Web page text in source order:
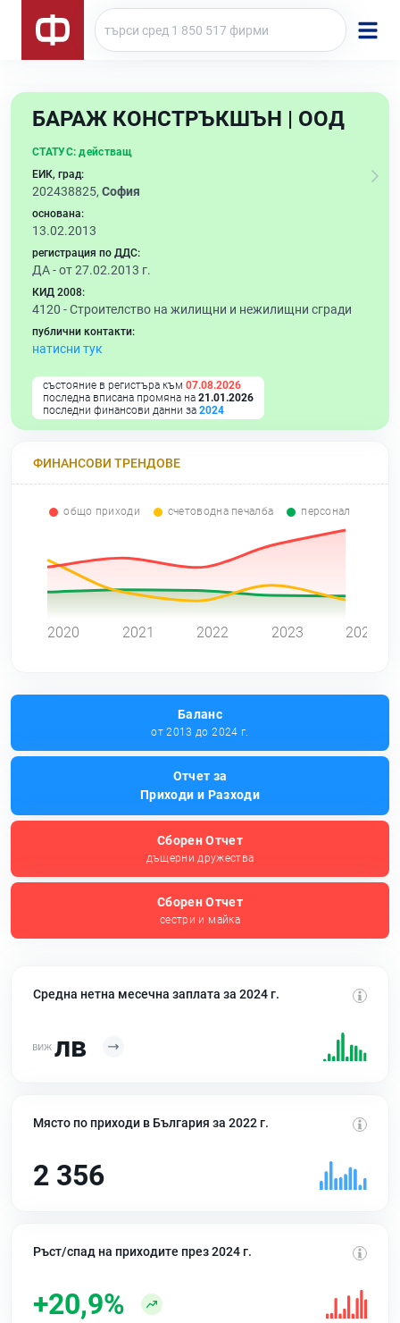
БАРАЖ КОНСТРЪКШЪН | ООД
СТАТУС: действащ
ЕИК, град:
202438825, София
основана:
13.02.2013
регистрация по ДДС:
ДА - от 27.02.2013 г.
КИД 2008:
4120 -Строителство на жилищни и нежилищни сгради
публични контакти:
натисни тук
състояние в регистъра към 07.08.2026
последна вписана промяна на 21.01.2026
последни финансови данни за 2024
ФИНАНСОВИ ТРЕНДОВЕ
общо приходи счетоводна печалба персонал
2020 2021 2022 2023 2024
Баланс
от 2013 до 2024 г.
Отчет за
Приходи и Разходи
Сборен Отчет
дъщерни дружества
Сборен Отчет
сестри и майка
Средна нетна месечна заплата за 2024 г.
лв
Място по приходи в България за 2022 г.
2 356
Ръст/спад на приходите през 2024 г.
+20,9%